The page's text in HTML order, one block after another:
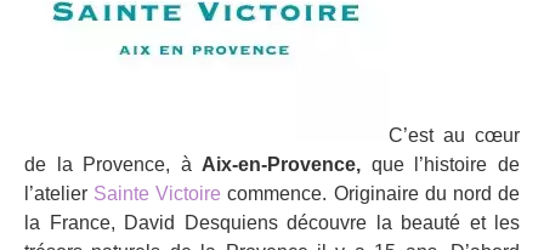
C’est au cœur
de la Provence, à Aix-en-Provence,que l’histoire de
l’atelier Sainte Victoire commence. Originaire du nord de
la France, David Desquiens découvre la beauté et les